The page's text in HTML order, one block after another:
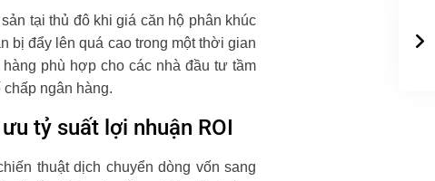
tại thủ đô khi giá căn hộ phân khúc
bị đẩy lên quá cao trong một thời gian
phù hợp cho các nhà đầu tư tầm
ngân hàng.
tỷ suất lợi nhuận ROI
thuật dịch chuyển dòng vốn sang